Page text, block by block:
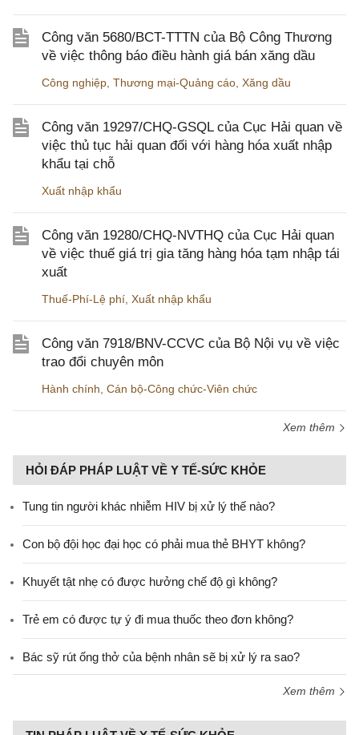
Công văn 5680/BCT-TTTN của Bộ Công Thương
về việc thông báo điều hành giá bán xăng dầu
Công nghiệp Thương mại-Quảng cáo Xăng dầu
Công văn 19297/CHQ-GSQL của Cục Hải quan về
việc thủ tục hải quan đối với hàng hóa xuất nhập
khẩu tại chỗ
Xuất nhập khẩu
Công văn 19280/CHQ-NVTHQ của Cục Hải quan
về việc thuế giá trị gia tăng hàng hóa tạm nhập tái
xuất
Thuế-Phí-Lệ phí Xuất nhập khẩu
Công văn 7918/BNV-CCVC của Bộ Nội vụ về việc
trao đổi chuyên môn
Hành chính Cán bộ-Công chức-Viên chức
Xem thêm
HỎI ĐÁP PHÁP LUẬT VỀ Y TẾ-SỨC KHỎE
Tung tin người khác nhiễm HIV bị xử lý thế nào?
Con bộ đội học đại học có phải mua thẻ BHYT không?
Khuyết tật nhẹ có được hưởng chế độ gì không?
Trẻ em có được tự ý đi mua thuốc theo đơn không?
Bác sỹ rút ống thở của bệnh nhân sẽ bị xử lý ra sao?
Xem thêm